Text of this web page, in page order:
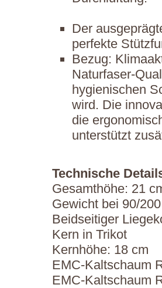
Der
perfekte
Bezug:
Naturfaser-
hygienischen
wird. Die
die
unterstützt
Technische
Gesamthöhe: 21
Gewicht bei 90/
Beidseitiger
Kern in Trikot
Kernhöhe: 18 cm
EMC-Kaltschaum
EMC-Kaltschaum